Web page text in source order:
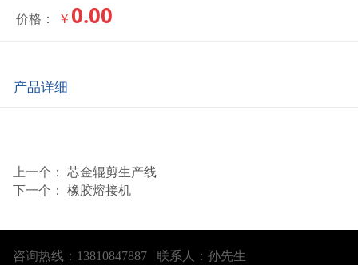
价格： ￥ 0.00
产品详细
上一个： 芯金辊剪生产线
下一个： 橡胶熔接机
咨询热线：13810847887 联系人：孙先生